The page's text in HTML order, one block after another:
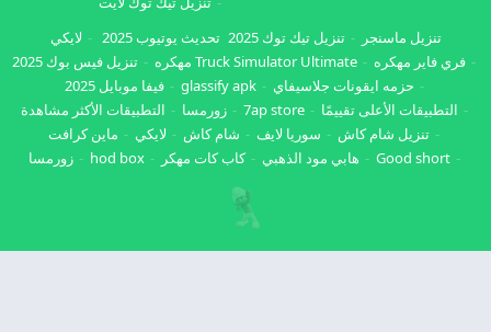
تنزيل ماسنجر تنزيل تيك توك 2025
تحديث يوتيوب 2025
لايكي
فري فاير مهكره
Truck Simulator Ultimate مهكره
تنزيل فيس بوك 2025
حزمه ايقونات جلاسيفاي
glassify apk
فيفا موبايل 2025
التطبيقات الأعلى تقييمًا
7ap store زورمسا
التطبيقات الأكثر مشاهدة
تنزيل شام كاش
سوريا لايف شام كاش لايكي
ماين كرافت
Good short
هابي مود الذهبي كاب كات مهكر hod box زورمسا